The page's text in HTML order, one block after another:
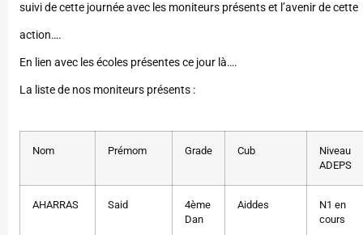
suivi de cette journée avec les moniteurs présents et l’avenir de cette
action….
En lien avec les écoles présentes ce jour là….
La liste de nos moniteurs présents :
Nom Prémom Grade Cub
Niveau
ADEPS
AHARRAS Said
4ème
Dan
Aiddes
N1 en
cours